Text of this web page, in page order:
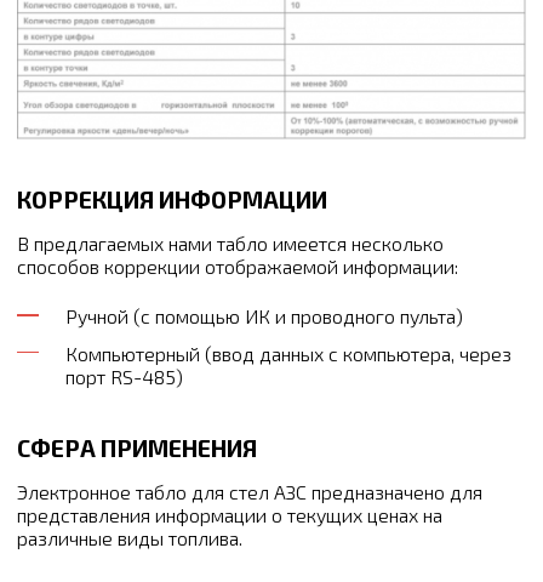
КОРРЕКЦИЯ ИНФОРМАЦИИ
В предлагаемых нами табло имеется несколько
способов коррекции отображаемой информации:
Ручной (с помощью ИК и проводного пульта)
Компьютерный (ввод данных с компьютера, через
порт RS-485)
СФЕРА ПРИМЕНЕНИЯ
Электронное табло для стел АЗС предназначено для
представления информации о текущих ценах на
различные виды топлива.